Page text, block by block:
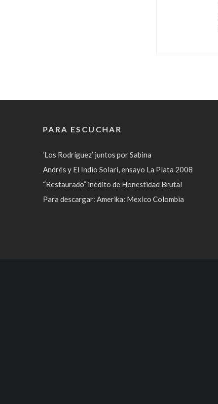
PARA ESCUCHAR
‘Los Rodríguez’ juntos por Sabina
Andrés y El Indio Solari, ensayo La Plata 2008
“Restaurado” inédito de Honestidad Brutal
Para descargar: Amerika: Mexico Colombia